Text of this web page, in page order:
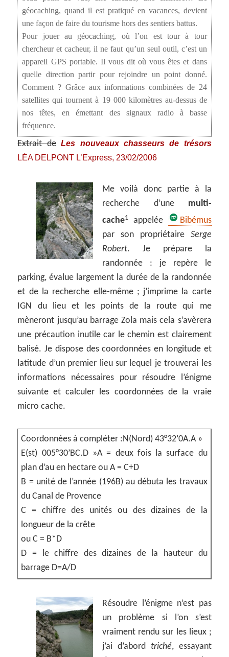
géocaching, quand il est pratiqué en vacances, devient
une façon de faire du tourisme hors des sentiers battus.
Pour jouer au géocaching, où l’on est tour à tour
chercheur et cacheur, il ne faut qu’un seul outil, c’est un
appareil GPS portable. Il vous dit où vous êtes et dans
quelle direction partir pour rejoindre un point donné.
Comment ? Grâce aux informations combinées de 24
satellites qui tournent à 19 000 kilomètres au-dessus de
nos têtes, en émettant des signaux radio à basse
fréquence.
Extrait de Les nouveaux chasseurs de trésors
LÉA DELPONT L’Express, 23/02/2006
Me voilà donc partie à la
recherche d’une multi-
cache1 appelée
Bibémus
par son propriétaire Serge
Robert. Je prépare la
randonnée : je repère le
parking, évalue largement la durée de la randonnée
et de la recherche elle-même ; j’imprime la carte
IGN du lieu et les points de la route qui me
mèneront jusqu’au barrage Zola mais cela s’avèrera
une précaution inutile car le chemin est clairement
balisé. Je dispose des coordonnées en longitude et
latitude d’un premier lieu sur lequel je trouverai les
informations nécessaires pour résoudre l’énigme
suivante et calculer les coordonnées de la vraie
micro cache.
Coordonnées à compléter :N(Nord) 43°32’0A.A »
E(st) 005°30’BC.D »A = deux fois la surface du
plan d’au en hectare ou A = C+D
B = unité de l’année (196B) au débuta les travaux
du Canal de Provence
C = chiffre des unités ou des dizaines de la
longueur de la crête
ou C = B*D
D = le chiffre des dizaines de la hauteur du
barrage D=A/D
Résoudre l’énigme n’est pas
un problème si l’on s’est
vraiment rendu sur les lieux ;
j’ai d’abord triché, essayant